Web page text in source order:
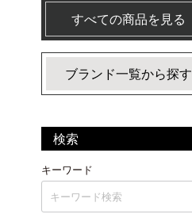
すべての商品を見る
ブランド一覧から探す
検索
キーワード